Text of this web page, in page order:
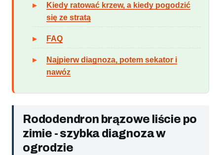
Kiedy ratować krzew, a kiedy pogodzić
się ze stratą
FAQ
Najpierw diagnoza, potem sekator i
nawóz
Rododendron brązowe liście po
zimie - szybka diagnoza w
ogrodzie